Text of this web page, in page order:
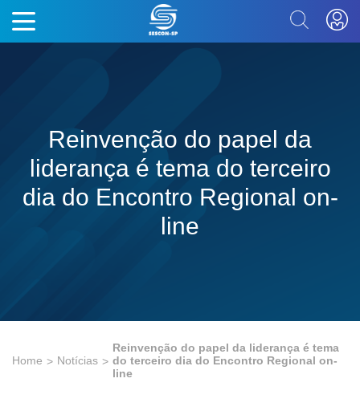
Reinvenção do papel da
liderança é tema do terceiro
dia do Encontro Regional on-
line
Home Notícias
Reinvenção do papel da liderança é tema
do terceiro dia do Encontro Regional on-
line